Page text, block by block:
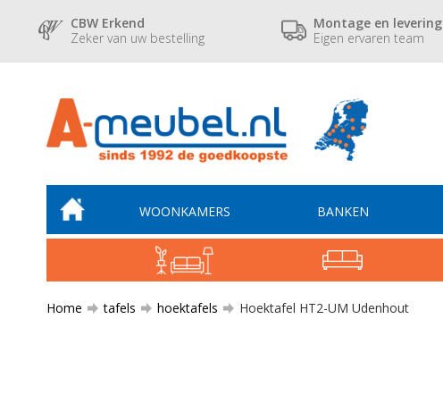
CBW Erkend
Zeker van uw bestelling
Montage en levering
Eigen ervaren team
WOONKAMERS BANKEN
Home tafels hoektafels Hoektafel HT2-UM Udenhout